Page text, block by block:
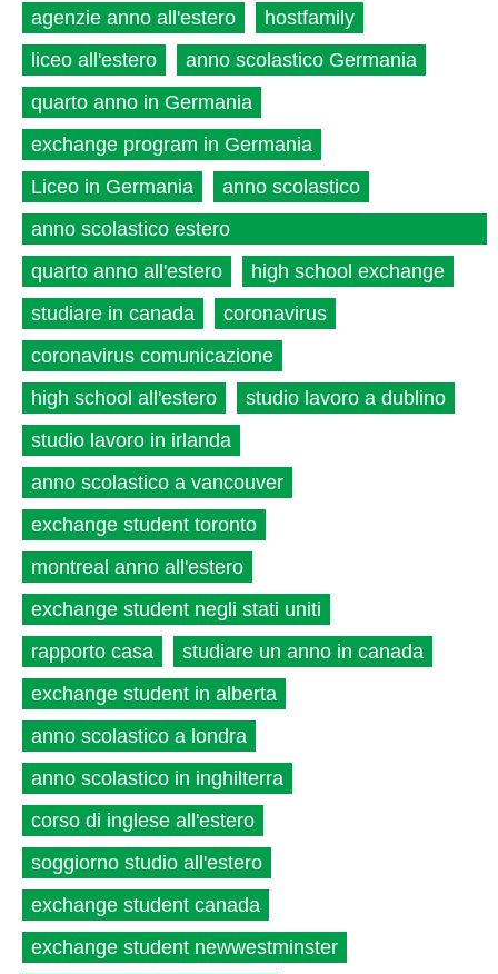
agenzie anno all'estero
hostfamily
liceo all'estero
anno scolastico Germania
quarto anno in Germania
exchange program in Germania
Liceo in Germania
anno scolastico
anno scolastico estero
quarto anno all'estero
high school exchange
studiare in canada
coronavirus
coronavirus comunicazione
high school all'estero
studio lavoro a dublino
studio lavoro in irlanda
anno scolastico a vancouver
exchange student toronto
montreal anno all'estero
exchange student negli stati uniti
rapporto casa
studiare un anno in canada
exchange student in alberta
anno scolastico a londra
anno scolastico in inghilterra
corso di inglese all'estero
soggiorno studio all'estero
exchange student canada
exchange student newwestminster